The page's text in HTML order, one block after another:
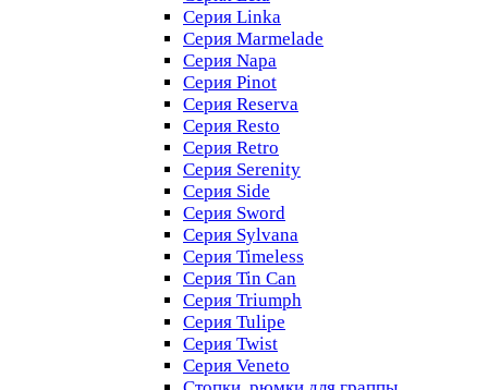
Серия Linka
Серия Marmelade
Серия Napa
Серия Pinot
Серия Reserva
Серия Resto
Серия Retro
Серия Serenity
Серия Side
Серия Sword
Серия Sуlvana
Серия Timeless
Серия Tin Can
Серия Triumph
Серия Tulipe
Серия Twist
Серия Veneto